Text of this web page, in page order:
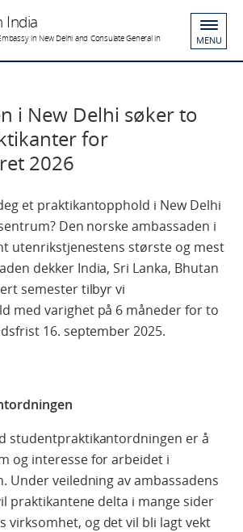
India
in New Delhi and Consulate General in MENU
i New Delhi søker to
for
2026
et praktikantopphold i New Delhi
Den norske ambassaden i
utenrikstjenestens største og mest
dekker India, Sri Lanka, Bhutan
semester tilbyr vi
med varighet på 6 måneder for to
16. september 2025.
studentpraktikantordningen er å
og interesse for arbeidet i
Under veiledning av ambassadens
praktikantene delta i mange sider
virksomhet, og det vil bli lagt vekt